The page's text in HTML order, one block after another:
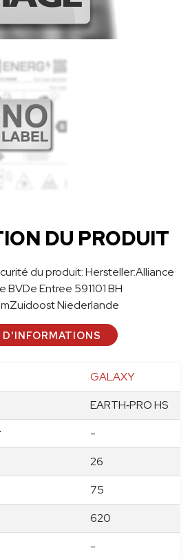
DU PRODUIT
du produit: Hersteller:Alliance
BVDe Entree 591101 BH
Niederlande
D'INFORMATIONS
GALAXY
EARTH‑PRO HS
-
26
75
620
-